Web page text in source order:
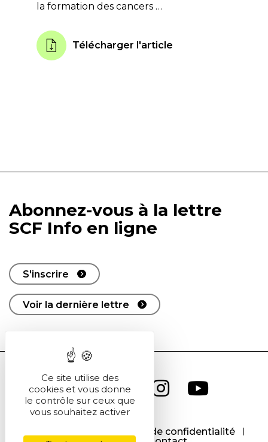
la formation des cancers …
Télécharger l'article
Abonnez-vous à la lettre
SCF Info en ligne
S'inscrire
Voir la dernière lettre
Politique de confidentialité
Ce site utilise des
cookies et vous donne
le contrôle sur ceux que
vous souhaitez activer